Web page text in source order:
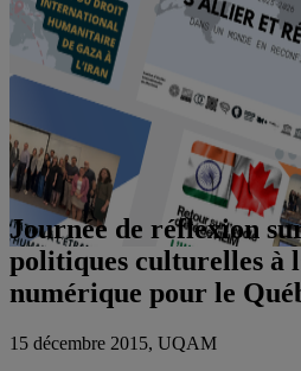
Journée de réflexion
politiques culturelles à
numérique pour le
15 décembre 2015, UQAM